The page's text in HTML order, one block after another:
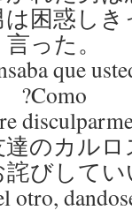
困惑し
言った。
que
?Como
達のカル
詫びして